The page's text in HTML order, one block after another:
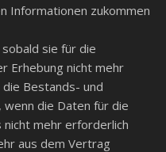
Informationen zukommen
sie für die
Erhebung nicht mehr
Bestands- und
die Daten für die
mehr erforderlich
aus dem Vertrag